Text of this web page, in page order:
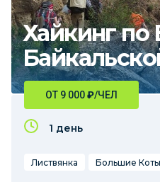
Хайкинг
ОТ 9 000₽/ЧЕЛ
1 день
Листвянка Большие Коты